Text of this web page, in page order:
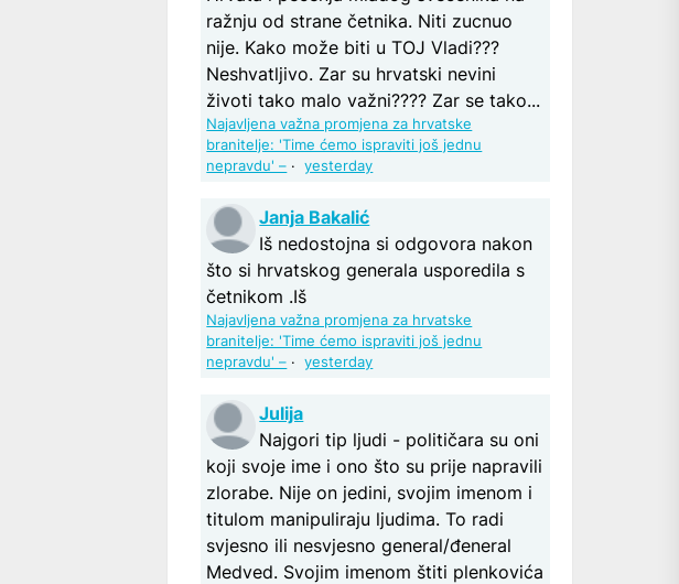
ražnju od strane četnika. Niti zucnuo
nije. Kako može biti u TOJ Vladi???
Neshvatljivo. Zar su hrvatski nevini
životi tako malo važni???? Zar se tako...
Najavljena važna promjena za hrvatske
branitelje: 'Time ćemo ispraviti još jednu
nepravdu' – ·yesterday
Janja Bakalić
Iš nedostojna si odgovora nakon
što si hrvatskog generala usporedila s
četnikom .Iš
Najavljena važna promjena za hrvatske
branitelje: 'Time ćemo ispraviti još jednu
nepravdu' – ·yesterday
Julija
Najgori tip ljudi - političara su oni
koji svoje ime i ono što su prije napravili
zlorabe. Nije on jedini, svojim imenom i
titulom manipuliraju ljudima. To radi
svjesno ili nesvjesno general/đeneral
Medved. Svojim imenom štiti plenkovića